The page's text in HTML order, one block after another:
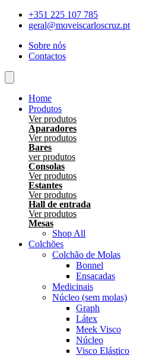
Skip
+351 225 107 785
geral@moveiscarloscruz.pt
Sobre nós
Contactos
Home
Produtos
Ver produtos
Aparadores
Ver produtos
Bares
ver produtos
Consolas
Ver produtos
Estantes
Ver produtos
Hall de entrada
Ver produtos
Mesas
Shop All
Colchões
Colchão de Molas
Bonnel
Ensacadas
Medicinais
Núcleo (sem molas)
Graph
Látex
Meek Visco
Núcleo
Visco Elástico